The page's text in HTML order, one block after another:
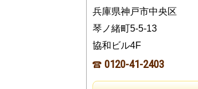
兵庫県神戸市中央区
琴ノ緒町5-5-13
協和ビル4F
0120-41-2403